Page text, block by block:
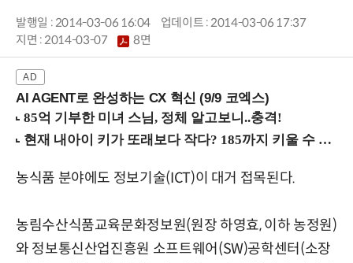
발행일 : 2014-03-06 16:04
업데이트 : 2014-03-06 17:37
지면 :2014-03-07 8면
AI AGENT로 완성하는 CX 혁신 (9/9 코엑스)
농식품 분야에도 정보기술(ICT)이 대거 접목된다.
농림수산식품교육문화정보원(원장 하영효, 이하 농정원)
와 정보통신산업진흥원 소프트웨어(SW)공학센터(소장